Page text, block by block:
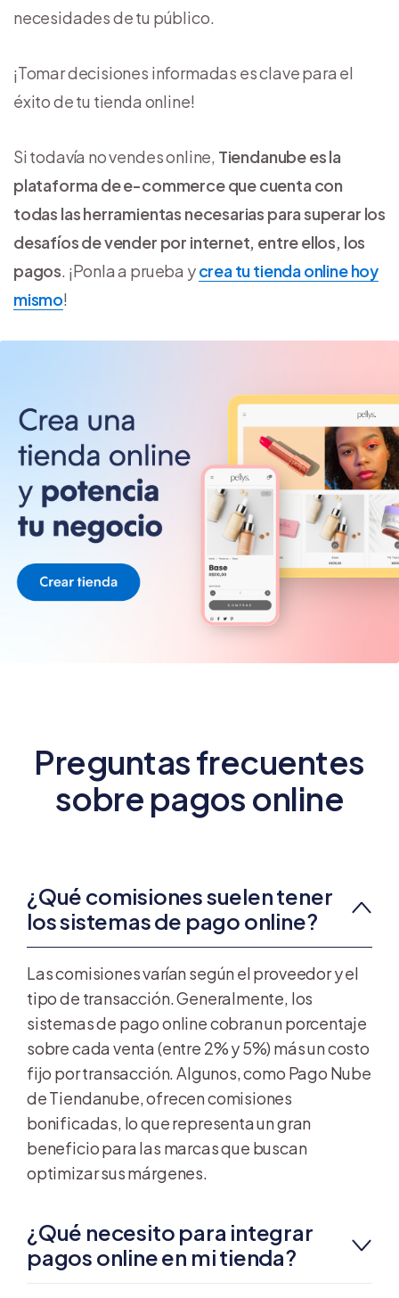
necesidades de tu público.
¡Tomar decisiones informadas es clave para el
éxito de tu tienda online!
Si todavía no vendes online, Tiendanube es la
plataforma de e-commerce que cuenta con
todas las herramientas necesarias para superar los
desafíos de vender por internet, entre ellos, los
pagos. ¡Ponla a prueba ycrea tu tienda online hoy
mismo!
Preguntas frecuentes
sobre pagos online
¿Qué comisiones suelen tener
los sistemas de pago online?
Las comisiones varían según el proveedor y el
tipo de transacción. Generalmente, los
sistemas de pago online cobran un porcentaje
sobre cada venta (entre 2% y 5%) más un costo
fijo por transacción. Algunos, como Pago Nube
de Tiendanube, ofrecen comisiones
bonificadas, lo que representa un gran
beneficio para las marcas que buscan
optimizar sus márgenes.
¿Qué necesito para integrar
pagos online en mi tienda?